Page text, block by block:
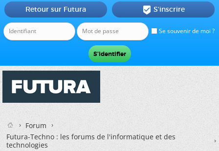
Se souvenir de moi ?
Retour sur Futura  S'inscrire
Forum
Futura-Techno : les forums de l'informatique et des
technologies